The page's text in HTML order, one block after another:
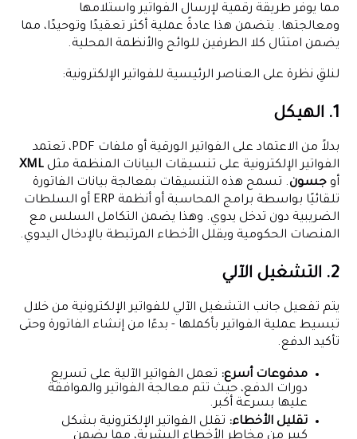
مما يوفر طريقة رقمية لإرسال الفواتير واستلامها
ومعالجتها. يتضمن هذا عادةً عملية أكثر تعقيدًا وتوحيدًا، مما
يضمن امتثال كلا الطرفين للوائح والأنظمة المحلية.
لنلقِ نظرة على العناصر الرئيسية للفواتير الإلكترونية:
1. الهيكل
بدلاً من الاعتماد على الفواتير الورقية أو ملفات PDF، تعتمد
الفواتير الإلكترونية على تنسيقات البيانات المنظمة مثلXML
أوجسون. تسمح هذه التنسيقات بمعالجة بيانات الفاتورة
تلقائيًا بواسطة برامج المحاسبة أو أنظمة ERP أو السلطات
الضريبية دون تدخل يدوي. وهذا يضمن التكامل السلس مع
المنصات الحكومية ويقلل الأخطاء المرتبطة بالإدخال اليدوي.
2. التشغيل الآلي
يتم تفعيل جانب التشغيل الآلي للفواتير الإلكترونية من خلال
تبسيط عملية الفواتير بأكملها - بدءًا من إنشاء الفاتورة وحتى
تأكيد الدفع.
مدفوعات أسرع: تعمل الفواتير الآلية على تسريع
دورات الدفع، حيث تتم معالجة الفواتير والموافقة
عليها بسرعة أكبر.
تقليل الأخطاء: تقلل الفواتير الإلكترونية بشكل
كبير من مخاطر الأخطاء البشرية، مما يضمن